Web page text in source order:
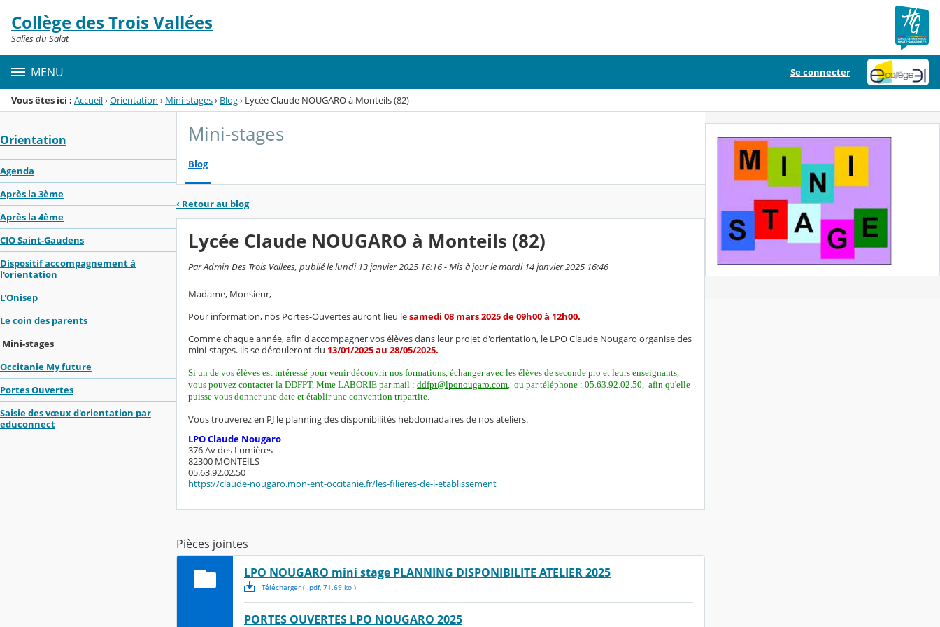
Menu de la rubrique
Contenu
Collège des Trois Vallées
Salies du Salat
MENU Se connecter
Vous êtes ici : Accueil›Orientation › Mini-stages› Blog› Lycée Claude NOUGARO à Monteils (82)
Orientation
Agenda
Après la 3ème
Après la 4ème
CIO Saint-Gaudens
Dispositif accompagnement à
l'orientation
L'Onisep
Le coin des parents
Mini-stages
Occitanie My future
Portes Ouvertes
Saisie des vœux d'orientation par
educonnect
Mini-stages
Blog
‹ Retour au blog
Lycée Claude NOUGARO à Monteils (82)
Par Admin Des Trois Vallees, publié le lundi 13 janvier 2025 16:16 - Mis à jour le mardi 14 janvier 2025 16:46
Madame, Monsieur,
Pour information, nos Portes-Ouvertes auront lieu lesamedi 08 mars 2025 de 09h00 à 12h00.
Comme chaque année, afin d'accompagner vos élèves dans leur projet d'orientation, le LPO Claude Nougaro organise des
mini-stages. ils se dérouleront du 13/01/2025 au 28/05/2025.
Si un de vos élèves est intéressé pour venir découvrir nos formations, échanger avec les élèves de seconde pro et leurs enseignants,
vous pouvez contacter la DDFPT, Mme LABORIE par mail : ddfpt@lponougaro.com , ou par téléphone : 05.63.92.02.50,
afin qu'elle
puisse vous donner une date et établir une convention tripartite.
Vous trouverez en PJ le planning des disponibilités hebdomadaires de nos ateliers.
LPO Claude Nougaro
376 Av des Lumières
82300 MONTEILS
05.63.92.02.50
https://claude-nougaro.mon-ent-occitanie.fr/les-filieres-de-l-etablissement
Pièces jointes
LPO NOUGARO mini stage PLANNING DISPONIBILITE ATELIER 2025
Télécharger( .pdf, 71.69 ko)
PORTES OUVERTES LPO NOUGARO 2025